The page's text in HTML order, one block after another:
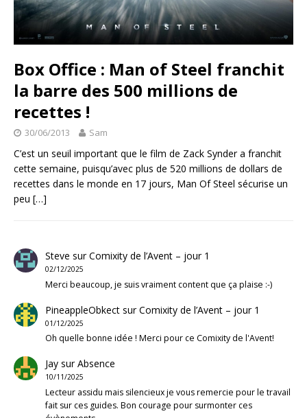
Box Office : Man of Steel franchit
la barre des 500 millions de
recettes !
30/06/2013 Sam
C’est un seuil important que le film de Zack Synder a franchit
cette semaine, puisqu’avec plus de 520 millions de dollars de
recettes dans le monde en 17 jours, Man Of Steel sécurise un
peu […]
Steve surComixity de l’Avent – jour 1
02/12/2025
Merci beaucoup, je suis vraiment content que ça plaise :-)
PineappleObkectsurComixity de l’Avent – jour 1
01/12/2025
Oh quelle bonne idée ! Merci pour ce Comixity de l'Avent!
JaysurAbsence
10/11/2025
Lecteur assidu mais silencieux je vous remercie pour le travail
fait sur ces guides. Bon courage pour surmonter ces